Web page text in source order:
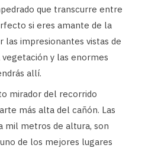
que transcurre entre
si eres amante de la
las impresionantes vistas de
y las enormes
allí.
mirador del recorrido
más alta del cañón. Las
mil metros de altura, son
de los mejores lugares